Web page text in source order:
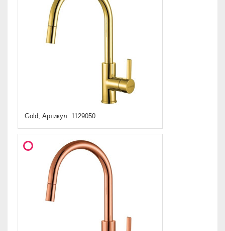
Gold, Артикул: 1129050